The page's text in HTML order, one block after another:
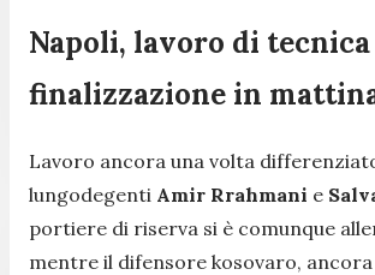
Napoli, lavoro di tecnica
finalizzazione in
Lavoro ancora una volta
lungodegenti Amir Rrahmani e
portiere di riserva si è comunque
mentre il difensore kosovaro,